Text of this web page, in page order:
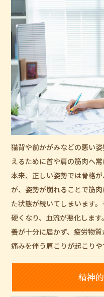
猫背や前かがみなどの悪い
えるために首や肩の筋肉へ常
本来、正しい姿勢では骨格
が、姿勢が崩れることで筋
た状態が続いてしまいます
硬くなり、血流が悪化しま
養が十分に届かず、疲労物
痛みを伴う肩こりが起こりや
精神